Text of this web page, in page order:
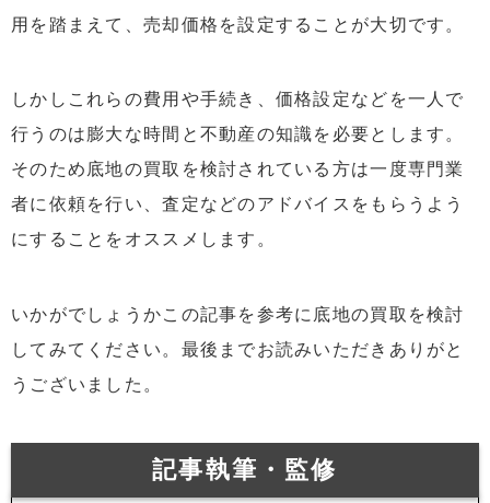
用を踏まえて、売却価格を設定することが大切です。
しかしこれらの費用や手続き、価格設定などを一人で
行うのは膨大な時間と不動産の知識を必要とします。
そのため底地の買取を検討されている方は一度専門業
者に依頼を行い、査定などのアドバイスをもらうよう
にすることをオススメします。
いかがでしょうかこの記事を参考に底地の買取を検討
してみてください。最後までお読みいただきありがと
うございました。
記事執筆・監修